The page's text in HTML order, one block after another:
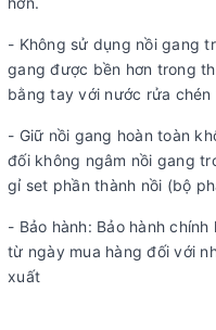
- Không sử dụng nồi gang
gang được bền hơn trong
bằng tay với nước rửa
- Giữ nồi gang hoàn toàn
đối không ngâm nồi gang
gỉ set phần thành nồi (bộ
- Bảo hành: Bảo hành
từ ngày mua hàng đối với
xuất